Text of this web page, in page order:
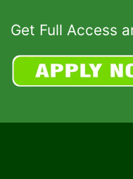
Get Full Access